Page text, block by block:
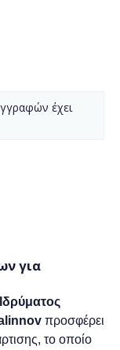
έχει
για
προσφέρει
το οποίο